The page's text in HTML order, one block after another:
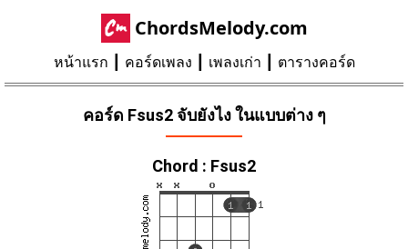
ChordsMelody.com
หน้าแรก คอร์ดเพลง เพลงเก่า ตารางคอร์ด
คอร์ด Fsus2 จับยังไง ในแบบต่าง ๆ
Chord : Fsus2